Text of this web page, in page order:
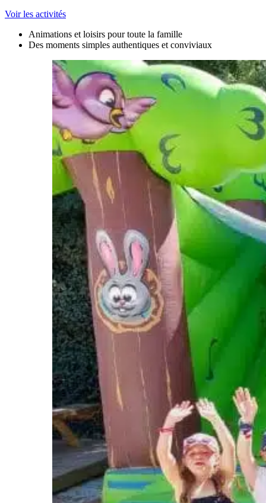
Voir les activités
Animations et loisirs pour toute la famille
Des moments simples authentiques et conviviaux